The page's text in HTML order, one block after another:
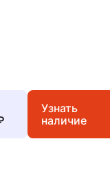
Узнать
наличие